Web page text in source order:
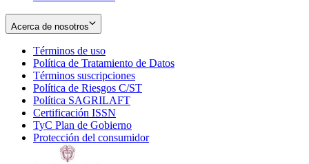
Acerca de nosotros
Términos de uso
in
new
window
Política de Tratamiento de Datos
Términos suscripciones
in
Política de Riesgos C/ST
Política SAGRILAFT
new
window
Certificación ISSN
in
new
TyC Plan de Gobierno
in
Protección del consumidorOpens